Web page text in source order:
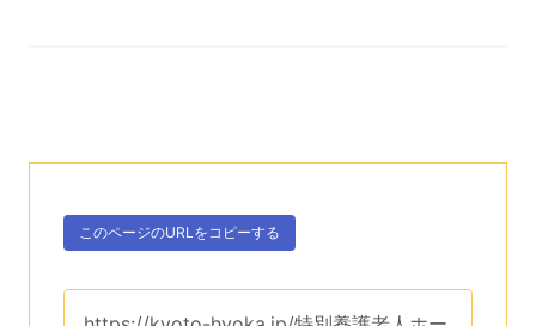
ボタン、
このページのURLを コピーする
。